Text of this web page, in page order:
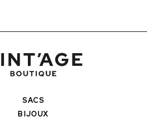
SACS
BIJOUX